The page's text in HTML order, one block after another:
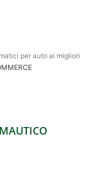
per auto ai migliori